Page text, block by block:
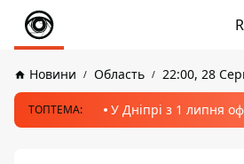
Новини Область 22:00, 28
ТОПТЕМА: У Дніпрі з 1 липня